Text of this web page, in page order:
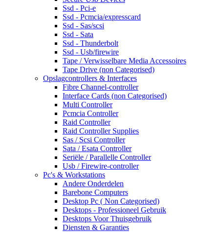
Ssd - Pci-e
Ssd - Pcmcia/expresscard
Ssd - Sas/scsi
Ssd - Sata
Ssd - Thunderbolt
Ssd - Usb/firewire
Tape / Verwisselbare Media Accessoires
Tape Drive (non Categorised)
Opslagcontrollers & Interfaces
Fibre Channel-controller
Interface Cards (non Categorised)
Multi Controller
Pcmcia Controller
Raid Controller
Raid Controller Supplies
Sas / Scsi Controller
Sata / Esata Controller
Seriële / Parallelle Controller
Usb / Firewire-controller
Pc's & Workstations
Andere Onderdelen
Barebone Computers
Desktop Pc ( Non Categorised)
Desktops - Professioneel Gebruik
Desktops Voor Thuisgebruik
Diensten & Garanties